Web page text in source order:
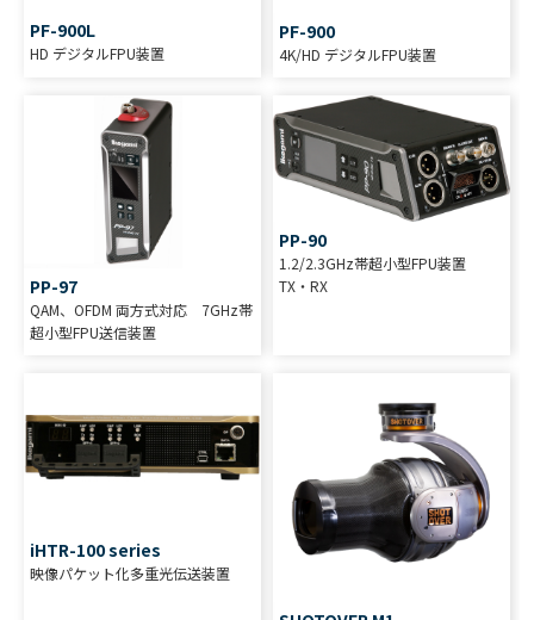
PF-900L
HD デジタルFPU装置
PF-900
4K/HD デジタルFPU装置
PP-97
QAM、OFDM 両方式対応 7GHz帯
超小型FPU送信装置
PP-90
1.2/2.3GHz帯超小型FPU装置
TX・RX
iHTR-100 series
映像パケット化多重光伝送装置